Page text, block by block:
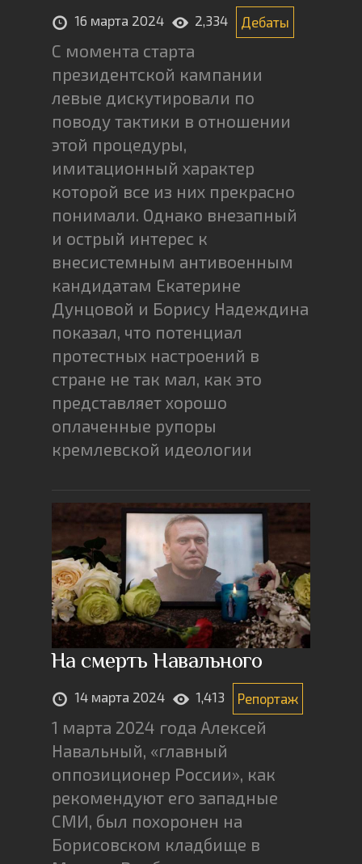
16 марта 2024 2,334 Дебаты
С момента старта
президентской кампании
левые дискутировали по
поводу тактики в отношении
этой процедуры,
имитационный характер
которой все из них прекрасно
понимали. Однако внезапный
и острый интерес к
внесистемным антивоенным
кандидатам Екатерине
Дунцовой и Борису Надеждина
показал, что потенциал
протестных настроений в
стране не так мал, как это
представляет хорошо
оплаченные рупоры
кремлевской идеологии
На смерть Навального
14 марта 2024 1,413 Репортаж
1 марта 2024 года Алексей
Навальный, «главный
оппозиционер России», как
рекомендуют его западные
СМИ, был похоронен на
Борисовском кладбище в